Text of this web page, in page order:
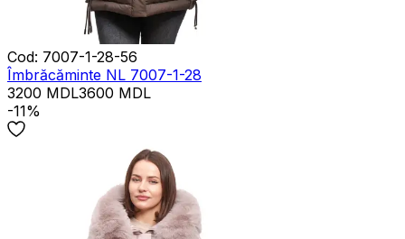
Cod: 7007-1-28-56
Îmbrăcăminte NL 7007-1-28
3200 MDL3600 MDL
-11%